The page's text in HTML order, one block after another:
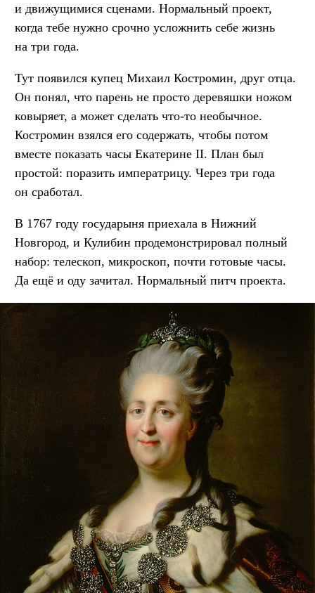
и движущимися сценами. Нормальный проект,
когда тебе нужно срочно усложнить себе жизнь
на три года.
Тут появился купец Михаил Костромин, друг отца.
Он понял, что парень не просто деревяшки ножом
ковыряет, а может сделать что-то необычное.
Костромин взялся его содержать, чтобы потом
вместе показать часы Екатерине II. План был
простой: поразить императрицу. Через три года
он сработал.
В 1767 году государыня приехала в Нижний
Новгород, и Кулибин продемонстрировал полный
набор: телескоп, микроскоп, почти готовые часы.
Да ещё и оду зачитал. Нормальный питч проекта.